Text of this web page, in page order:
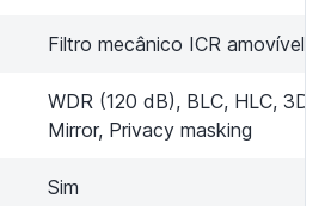
Filtro mecânico ICR amovível
WDR (120 dB), BLC, HLC, 3D-
Mirror, Privacy masking
Sim